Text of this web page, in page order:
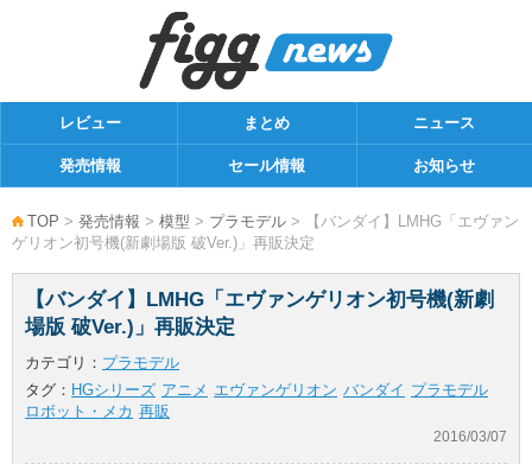
レビュー まとめ ニュース
発売情報 セール情報 お知らせ
TOP > 発売情報 > 模型 > プラモデル > 【バンダイ】LMHG「エヴァン
ゲリオン初号機(新劇場版 破Ver.)」再販決定
【バンダイ】LMHG「エヴァンゲリオン初号機(新劇
場版 破Ver.)」再販決定
カテゴリ： プラモデル
タグ： HGシリーズ アニメ エヴァンゲリオン バンダイ プラモデル
ロボット・メカ 再販
2016/03/07